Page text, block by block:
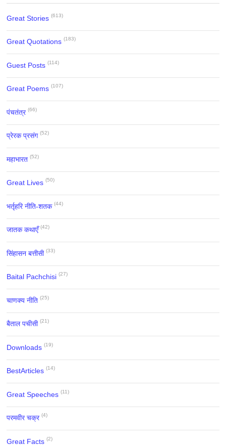
Great Stories (613)
Great Quotations (183)
Guest Posts (114)
Great Poems (107)
पंचतंत्र (66)
प्रेरक प्रसंग (52)
महाभारत (52)
Great Lives (50)
भर्तृहरि नीति-शतक (44)
जातक कथाएँ (42)
सिंहासन बत्तीसी (33)
Baital Pachchisi (27)
चाणक्य नीति (25)
बैताल पचीसी (21)
Downloads (19)
BestArticles (14)
Great Speeches (11)
परमवीर चक्र (4)
Great Facts (2)